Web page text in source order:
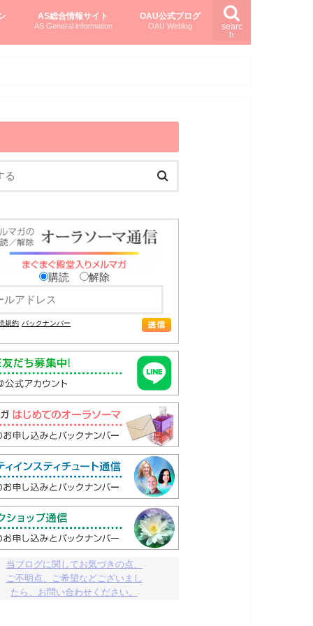
searc
h
AS総合情報サイト
AS General information
OAU公式ブログ
OAU Weblog
購読 解除
規約 バックナンバー
当ブログに関してお気づきの点、
ご不明点、ご希望などございまし
たら、お問い合わせください。